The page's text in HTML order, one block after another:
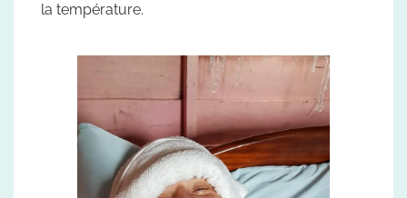
la température.